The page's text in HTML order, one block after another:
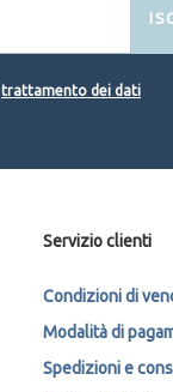
trattamento dei dati
Servizio clienti
Condizioni di
Modalità di
Spedizioni e